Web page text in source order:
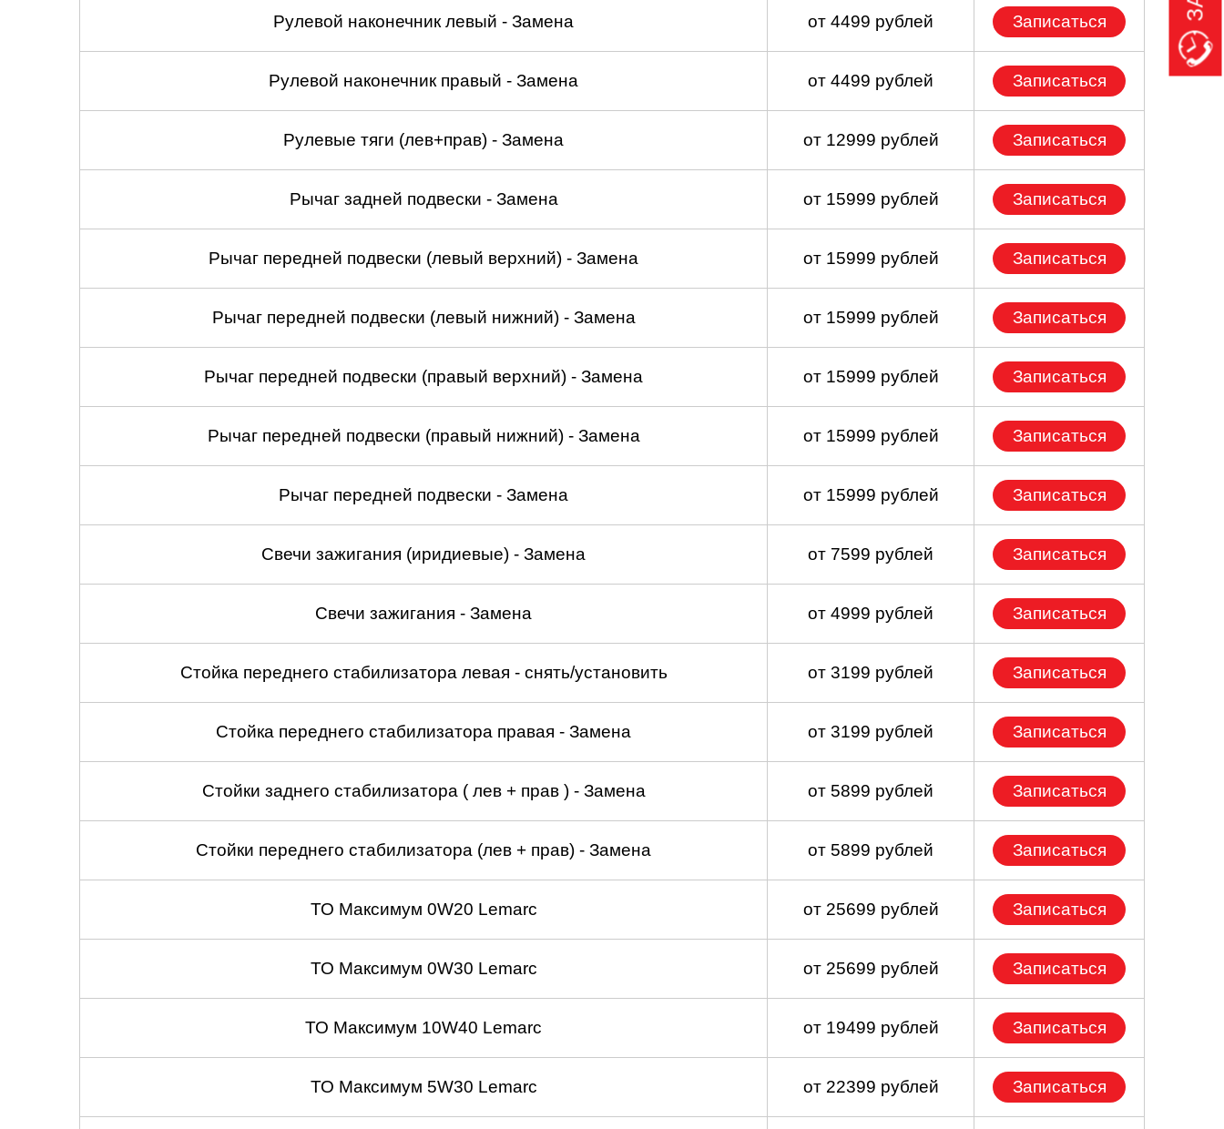
Рулевой наконечник левый - Замена от 4499 рублей Записаться
Рулевой наконечник правый - Замена от 4499 рублей Записаться
Рулевые тяги (лев+прав) - Замена от 12999 рублей Записаться
Рычаг задней подвески - Замена от 15999 рублей Записаться
Рычаг передней подвески (левый верхний) - Замена от 15999 рублей Записаться
Рычаг передней подвески (левый нижний) - Замена от 15999 рублей Записаться
Рычаг передней подвески (правый верхний) - Замена от 15999 рублей Записаться
Рычаг передней подвески (правый нижний) - Замена от 15999 рублей Записаться
Рычаг передней подвески - Замена от 15999 рублей Записаться
Свечи зажигания (иридиевые) - Замена от 7599 рублей Записаться
Свечи зажигания - Замена от 4999 рублей Записаться
Стойка переднего стабилизатора левая - снять/установить от 3199 рублей Записаться
Стойка переднего стабилизатора правая - Замена от 3199 рублей Записаться
Стойки заднего стабилизатора ( лев + прав ) - Замена от 5899 рублей Записаться
Стойки переднего стабилизатора (лев + прав) - Замена от 5899 рублей Записаться
ТО Максимум 0W20 Lemarc от 25699 рублей Записаться
ТО Максимум 0W30 Lemarc от 25699 рублей Записаться
ТО Максимум 10W40 Lemarc от 19499 рублей Записаться
ТО Максимум 5W30 Lemarc от 22399 рублей Записаться